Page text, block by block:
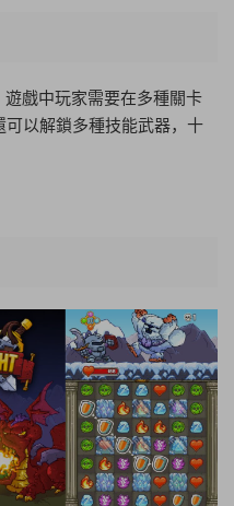
戲中玩家需要在多種關卡
以解鎖多種技能武器，十